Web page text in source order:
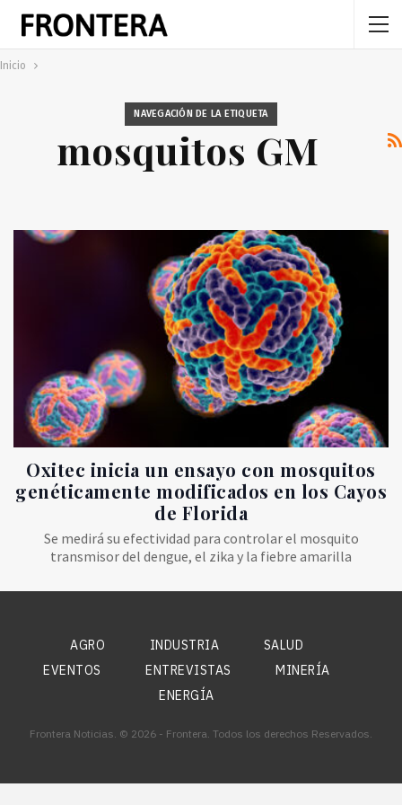
Inicio
NAVEGACIÓN DE LA ETIQUETA
mosquitos GM
Oxitec inicia un ensayo con mosquitos
genéticamente modificados en los Cayos
de Florida
Se medirá su efectividad para controlar el mosquito
transmisor del dengue, el zika y la fiebre amarilla
AGRO INDUSTRIA
SALUD
EVENTOS
ENTREVISTAS
MINERÍA
ENERGÍA
Frontera Noticias. © 2026 - Frontera. Todos los derechos Reservados.